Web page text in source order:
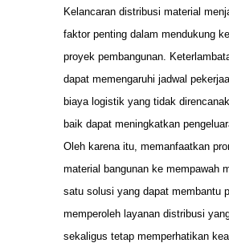
Kelancaran distribusi material
faktor penting dalam mendukung
proyek pembangunan.
dapat memengaruhi jadwal
biaya logistik yang tidak
baik dapat meningkatkan
Oleh karena itu, memanfaatkan
material bangunan ke mempawah
satu solusi yang dapat membantu
memperoleh layanan distribusi
sekaligus tetap memperhatikan